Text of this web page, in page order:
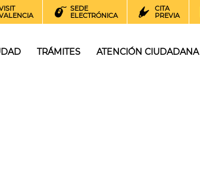
SEDE
ELECTRÓNICA
CITA
PREVIA
TRÁMITES ATENCIÓN CIUDADANA